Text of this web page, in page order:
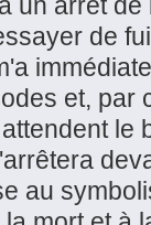
de
et, par
le
au